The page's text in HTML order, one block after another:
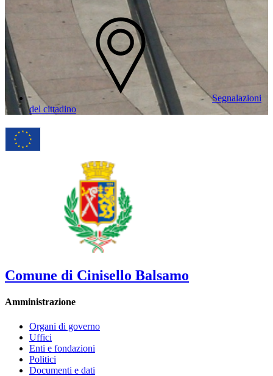
Segnalazioni
del cittadino
Comune di Cinisello Balsamo
Amministrazione
Organi di governo
Uffici
Enti e fondazioni
Politici
Documenti e dati